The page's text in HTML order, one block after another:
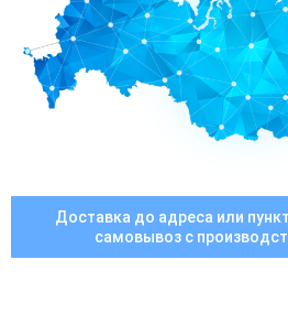
Доставка до адреса или
самовывоз с